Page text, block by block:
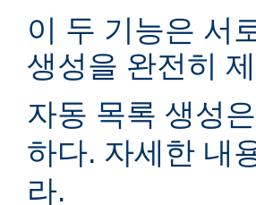
이 두 기능은 서
생성을 완전히
자동 목록 생성은
하다. 자세한 내
라.